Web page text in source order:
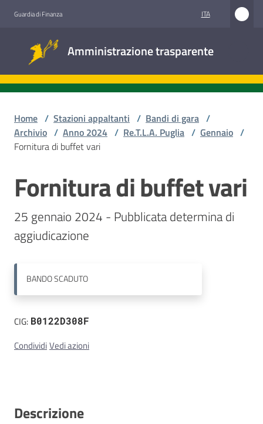
Guardia di Finanza ITA
Amministrazione trasparente
trasparente
Stazioni
appaltanti
Contatti
Home / Stazioni appaltanti / Bandi di gara /
Archivio / Anno 2024 / Re.T.L.A. Puglia / Gennaio /
Fornitura di buffet vari
Salta al contenuto
Fornitura di buffet vari
25 gennaio 2024 - Pubblicata determina di
aggiudicazione
BANDOSCADUTO
CIG: B0122D308F
CondividiVedi azioni
Descrizione